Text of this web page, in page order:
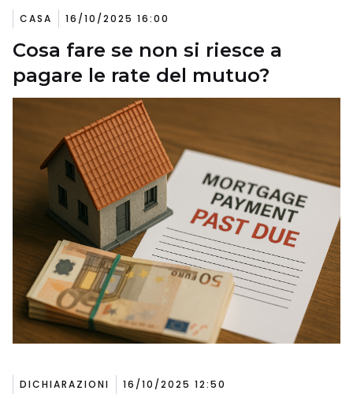
CASA 16/10/2025 16:00
Cosa fare se non si riesce a
pagare le rate del mutuo?
DICHIARAZIONI 16/10/2025 12:50